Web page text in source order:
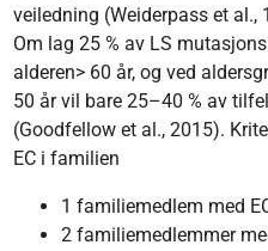
veiledning (Weiderpass et al.,
Om lag 25 % av LS
alderen> 60 år, og ved
50 år vil bare 25–40 % av
(Goodfellow et al., 2015).
EC i familien
1 familiemedlem med
2 familiemedlemmer